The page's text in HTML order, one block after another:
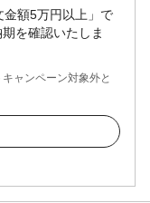
金額5万円以上」で
を確認いたしま
ャンペーン対象外と